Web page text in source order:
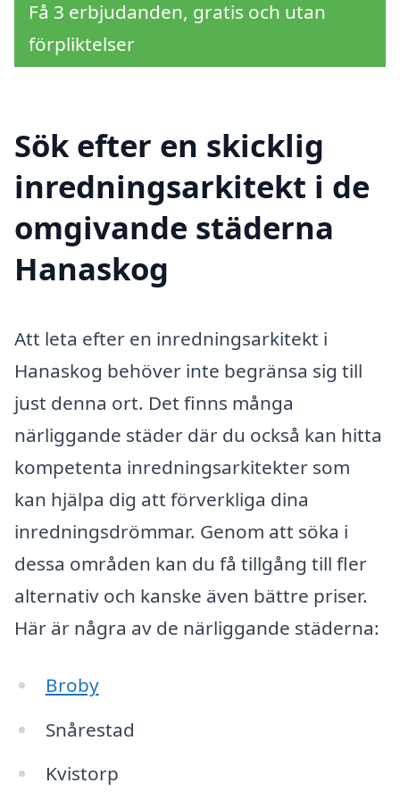
Få 3 erbjudanden, gratis och utan
förpliktelser
Sök efter en skicklig
inredningsarkitekt i de
omgivande städerna
Hanaskog
Att leta efter en inredningsarkitekt i
Hanaskog behöver inte begränsa sig till
just denna ort. Det finns många
närliggande städer där du också kan hitta
kompetenta inredningsarkitekter som
kan hjälpa dig att förverkliga dina
inredningsdrömmar. Genom att söka i
dessa områden kan du få tillgång till fler
alternativ och kanske även bättre priser.
Här är några av de närliggande städerna:
Broby
Snårestad
Kvistorp